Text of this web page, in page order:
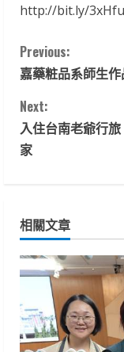
http://bit.ly/
C
o
n
t
n
u
R
Previous:
嘉藥粧品系師生
Next:
入住台南老爺行
家
相關文章